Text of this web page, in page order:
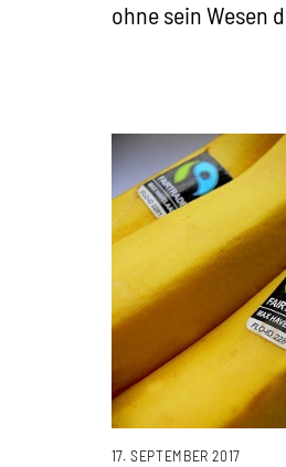
ohne sein Wesen
17. SEPTEMBER 2017